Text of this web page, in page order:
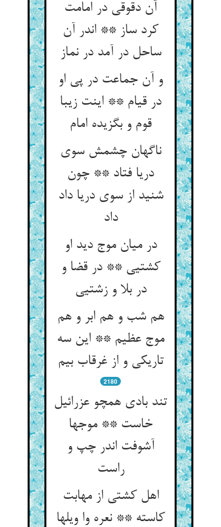
آن دقوقی در امامت
کرد ساز ** اندر آن
ساحل در آمد در نماز
و آن جماعت در پی او
در قیام ** اینت زیبا
قوم و بگزیده امام
ناگهان چشمش سوی
دریا فتاد ** چون
شنید از سوی دریا داد
داد
در میان موج دید او
کشتیی ** در قضا و
در بلا و زشتیی
هم شب و هم ابر و هم
موج عظیم ** این سه
تاریکی و از غرقاب بیم
2180
تند بادی همچو عزرائیل
خاست ** موجها
آشوفت اندر چپ و
راست
اهل کشتی از مهابت
کاسته ** نعره وا ویلها